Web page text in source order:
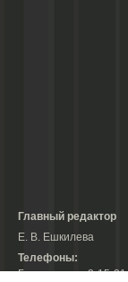
Главный редактор
Е. В. Ешкилева
Телефоны:
Гл. редактор: 2-15-